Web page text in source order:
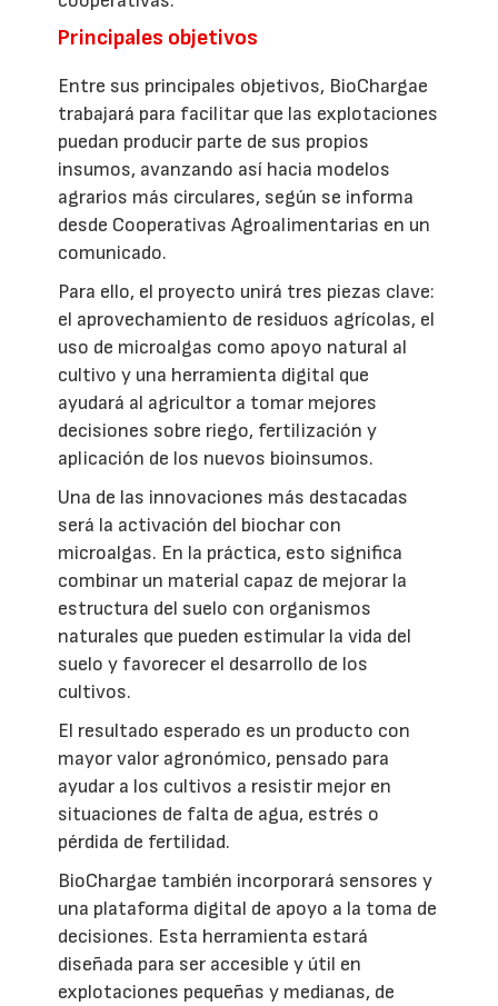
Principales objetivos
Entre sus principales objetivos, BioChargae
trabajará para facilitar que las explotaciones
puedan producir parte de sus propios
insumos, avanzando así hacia modelos
agrarios más circulares, según se informa
desde Cooperativas Agroalimentarias en un
comunicado.
Para ello, el proyecto unirá tres piezas clave:
el aprovechamiento de residuos agrícolas, el
uso de microalgas como apoyo natural al
cultivo y una herramienta digital que
ayudará al agricultor a tomar mejores
decisiones sobre riego, fertilización y
aplicación de los nuevos bioinsumos.
Una de las innovaciones más destacadas
será la activación del biochar con
microalgas. En la práctica, esto significa
combinar un material capaz de mejorar la
estructura del suelo con organismos
naturales que pueden estimular la vida del
suelo y favorecer el desarrollo de los
cultivos.
El resultado esperado es un producto con
mayor valor agronómico, pensado para
ayudar a los cultivos a resistir mejor en
situaciones de falta de agua, estrés o
pérdida de fertilidad.
BioChargae también incorporará sensores y
una plataforma digital de apoyo a la toma de
decisiones. Esta herramienta estará
diseñada para ser accesible y útil en
explotaciones pequeñas y medianas, de